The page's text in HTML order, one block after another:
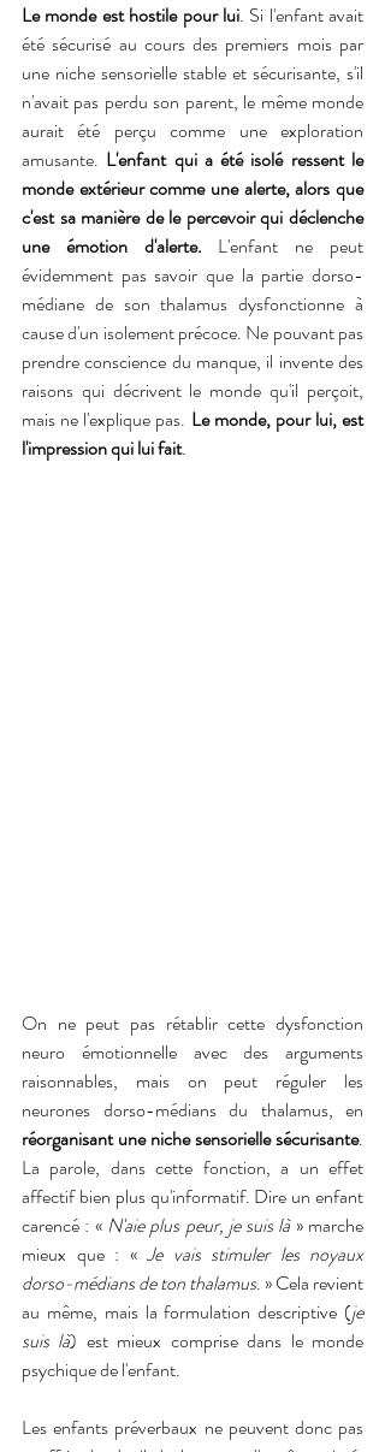
Le monde est hostile pour lui. Si l'enfant avait
été sécurisé au cours des premiers mois par
une niche sensorielle stable et sécurisante, s'il
n'avait pas perdu son parent, le même monde
aurait été perçu comme une exploration
amusante. L'enfant qui a été isolé ressent le
monde extérieur comme une alerte, alors que
c'est sa manière de le percevoir qui déclenche
une émotion d'alerte. L'enfant ne peut
évidemment pas savoir que la partie dorso-
médiane de son thalamus dysfonctionne à
cause d'un isolement précoce. Ne pouvant pas
prendre conscience du manque, il invente des
raisons qui décrivent le monde qu'il perçoit,
mais ne l'explique pas. Le monde, pour lui, est
l'impression qui lui fait.
On ne peut pas rétablir cette dysfonction
neuro émotionnelle avec des arguments
raisonnables, mais on peut réguler les
neurones dorso-médians du thalamus, en
réorganisant une niche sensorielle sécurisante.
La parole, dans cette fonction, a un effet
affectif bien plus qu'informatif. Dire un enfant
carencé : « N'aie plus peur, je suis là » marche
mieux que : « Je vais stimuler les noyaux
dorso-médians de ton thalamus. » Cela revient
au même, mais la formulation descriptive (je
suis là) est mieux comprise dans le monde
psychique de l'enfant.
Les enfants préverbaux ne peuvent donc pas